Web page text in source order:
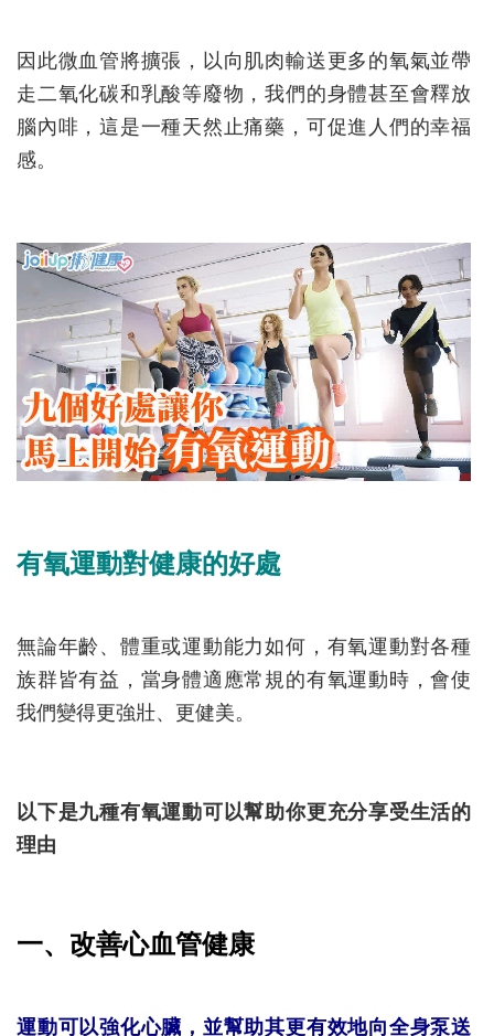
因此微血管將擴張，以向肌肉輸送更多的氧氣並帶
走二氧化碳和乳酸等廢物，我們的身體甚至會釋放
腦內啡，這是一種天然止痛藥，可促進人們的幸福
感。
有氧運動對健康的好處
無論年齡、體重或運動能力如何，有氧運動對各種
族群皆有益，當身體適應常規的有氧運動時，會使
我們變得更強壯、更健美。
以下是九種有氧運動可以幫助你更充分享受生活的
理由
一、改善心血管健康
運動可以強化心臟，並幫助其更有效地向全身泵送